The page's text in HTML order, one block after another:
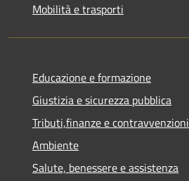
Mobilità e trasporti
Educazione e formazione
Giustizia e sicurezza pubblica
Tributi,finanze e contravvenzioni
Ambiente
Salute, benessere e assistenza